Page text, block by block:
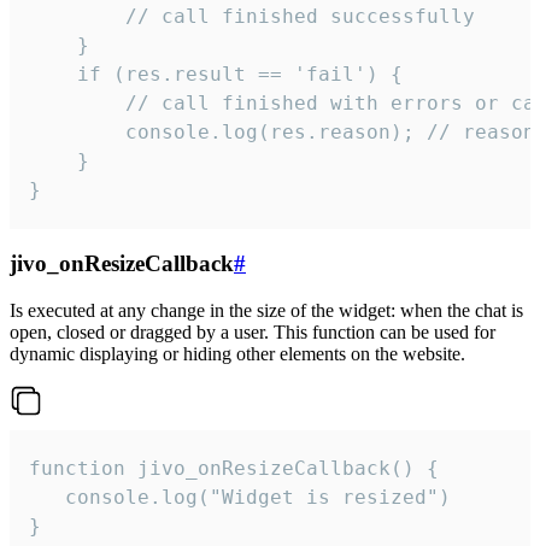
        // call finished successfully
    }
    if (res.result == 'fail') {
// call finished with errors or
console.log(res.reason); //
    }
}
jivo_onResizeCallback#
Is executed at any change in the size of the widget: when the chat is
open, closed or dragged by a user. This function can be used for
dynamic displaying or hiding other elements on the website.
function jivo_onResizeCallback() {
   console.log("Widget is resized")
}